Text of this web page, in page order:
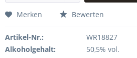
Merken Bewerten
Artikel-Nr.:
WR18827
Alkoholgehalt:
50,5% vol.